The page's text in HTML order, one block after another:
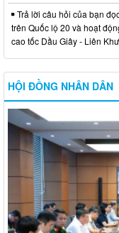
Trả lời câu hỏi của bạn
trên Quốc lộ 20 và hoạt
cao tốc Dầu Giây - Liên
HỘI ĐỒNG NHÂN DÂN